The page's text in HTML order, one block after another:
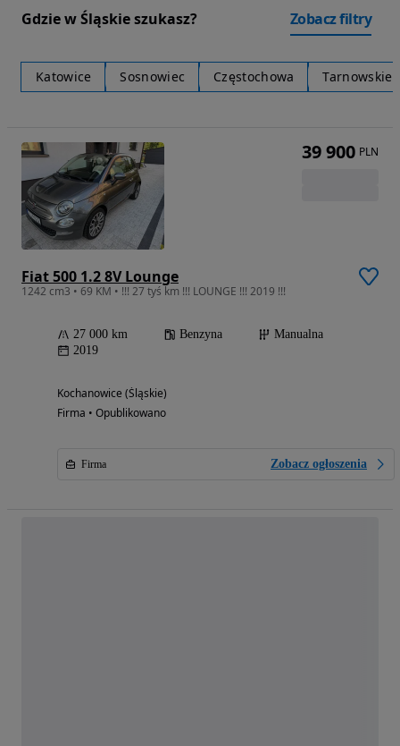
Gdzie w Śląskie szukasz? Zobacz filtry
Katowice Sosnowiec Częstochowa Tarnowskie
Fiat 500 1.2 8V Lounge
1242 cm3 • 69 KM • !!! 27 tyś km !!! LOUNGE !!! 2019 !!!
27 000 km Benzyna
Manualna
2019
Kochanowice (Śląskie)
Firma • Opublikowano
Firma Zobacz ogłoszenia
39 900 PLN